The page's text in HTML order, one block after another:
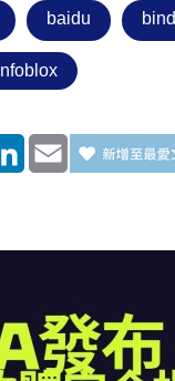
baidu bind
Infoblox
LinkedIn
Email